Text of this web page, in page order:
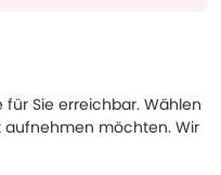
Sie erreichbar. Wählen
aufnehmen möchten. Wir